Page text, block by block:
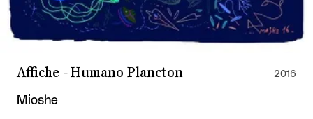
Affiche - Humano Plancton
Mioshe
2016